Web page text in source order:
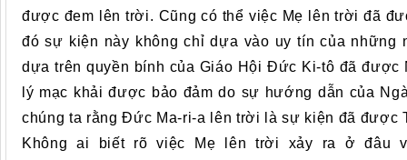
được đem lên trời. Cũng có thể việc Mẹ lên trời đã
đó sự kiện này không chỉ dựa vào uy tín của
dựa trên quyền bính của Giáo Hội Đức Ki-tô đã được
lý mạc khải được bảo đảm do sự hướng dẫn của
chúng ta rằng Đức Ma-ri-a lên trời là sự kiện đã được
Không ai biết rõ việc Mẹ lên trời xảy ra ở đâu